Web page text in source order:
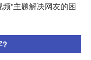
”主题解决网友的困
?